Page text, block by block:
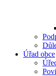
Úřad obce